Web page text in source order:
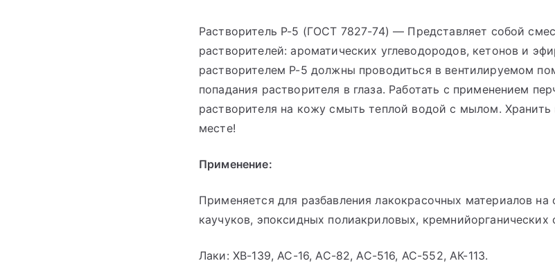
Растворитель Р-5 (ГОСТ 7827-74) — Представляет собой
растворителей: ароматических углеводородов, кетонов и
растворителем Р-5 должны проводиться в вентилируемом
попадания растворителя в глаза. Работать с применением
растворителя на кожу смыть теплой водой с мылом. Хранить
месте!
Применение:
Применяется для разбавления лакокрасочных материалов
каучуков, эпоксидных полиакриловых, кремнийорганических
Лаки: ХВ-139, АС-16, АС-82, АС-516, АС-552, АК-113.